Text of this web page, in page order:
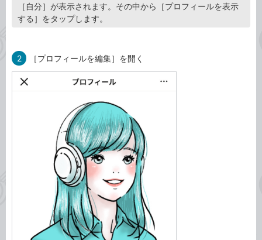
［自分］が表示されます。その中から［プロフィールを表示
する］をタップします。
2 ［プロフィールを編集］を開く